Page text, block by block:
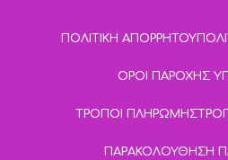
ΠΟΛΙΤΙΚΗ ΑΠΟΡΡΗΤΟΥ
ΟΡΟΙ ΠΑΡΟΧΗΣ
ΤΡΟΠΟΙ ΠΛΗΡΩΜΗΣ
ΠΑΡΑΚΟΛΟΥΘΗΣΗ